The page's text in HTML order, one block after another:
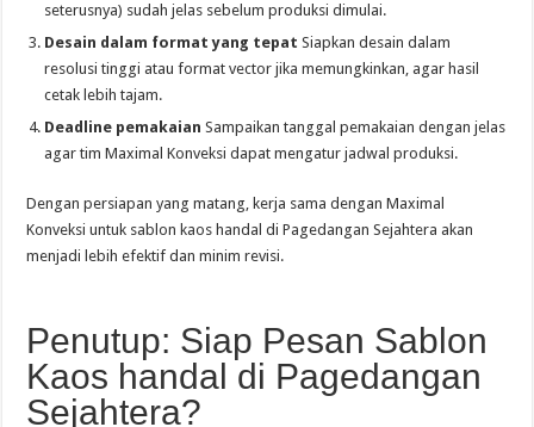
seterusnya) sudah jelas sebelum produksi dimulai.
Desain dalam format yang tepat Siapkan desain dalam
resolusi tinggi atau format vector jika memungkinkan, agar hasil
cetak lebih tajam.
Deadline pemakaian Sampaikan tanggal pemakaian dengan jelas
agar tim Maximal Konveksi dapat mengatur jadwal produksi.
Dengan persiapan yang matang, kerja sama dengan Maximal
Konveksi untuk sablon kaos handal di Pagedangan Sejahtera akan
menjadi lebih efektif dan minim revisi.
Penutup: Siap Pesan Sablon
Kaos handal di Pagedangan
Sejahtera?